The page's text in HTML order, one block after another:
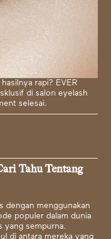
rapi? EVER
di salon eyelash
selesai.
Tahu Tentang
dengan menggunakan
populer dalam dunia
yang sempurna.
di antara mereka yang